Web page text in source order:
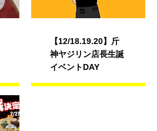
【12/18.19.20】斤
神ヤジリン店長生誕
イベントDAY